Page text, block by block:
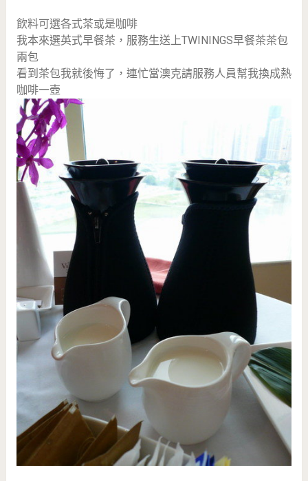
飲料可選各式茶或是咖啡
我本來選英式早餐茶，服務生送上TWININGS早餐茶茶包
兩包
看到茶包我就後悔了，連忙當澳克請服務人員幫我換成熱
咖啡一壺